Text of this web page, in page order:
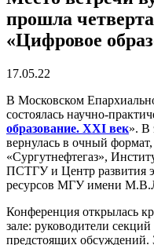
прошла
«Цифровое
17.05.22
В Московском
состоялась научно-
образование. XXI век». В
вернулась в очный
«Сургутнефтегаз»,
ПСТГУ и Центр развития
ресурсов МГУ имени
Конференция открылась
зале: руководители
предстоящих обсуждений.